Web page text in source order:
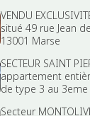
VENDU
situé 49 rue Jean
13001 Marse
SECTEUR SAINT
appartement
de type 3 au 3eme
Secteur